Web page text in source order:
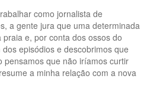
como jornalista de
a gente jura que uma determinada
e, por conta dos ossos do
episódios e descobrimos que
pensamos que não iríamos curtir
a minha relação com a nova